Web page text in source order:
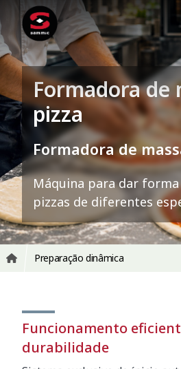
Formadora de
pizza
Formadora de
Máquina para dar
pizzas de diferentes
Preparação dinâmica
Funcionamento
durabilidade